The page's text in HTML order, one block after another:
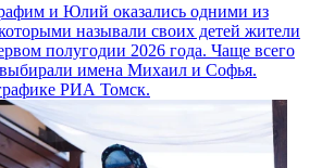
и Юлий оказались одними из
называли своих детей жители
полугодии 2026 года. Чаще всего
имена Михаил и Софья.
РИА Томск.